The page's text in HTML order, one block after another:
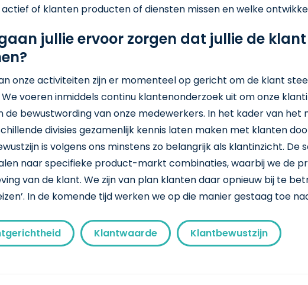
of klanten producten of diensten missen en welke
jullie ervoor zorgen dat jullie de
onze activiteiten zijn er momenteel op gericht om de klant
voeren inmiddels continu klantenonderzoek uit om onze
de bewustwording van onze medewerkers. In het kader van
divisies gezamenlijk kennis laten maken met klanten
is volgens ons minstens zo belangrijk als klantinzicht.
naar specifieke product-markt combinaties, waarbij we de
van de klant. We zijn van plan klanten daar opnieuw bij te
In de komende tijd werken we op die manier gestaag toe
Klantwaarde Klantbewustzijn